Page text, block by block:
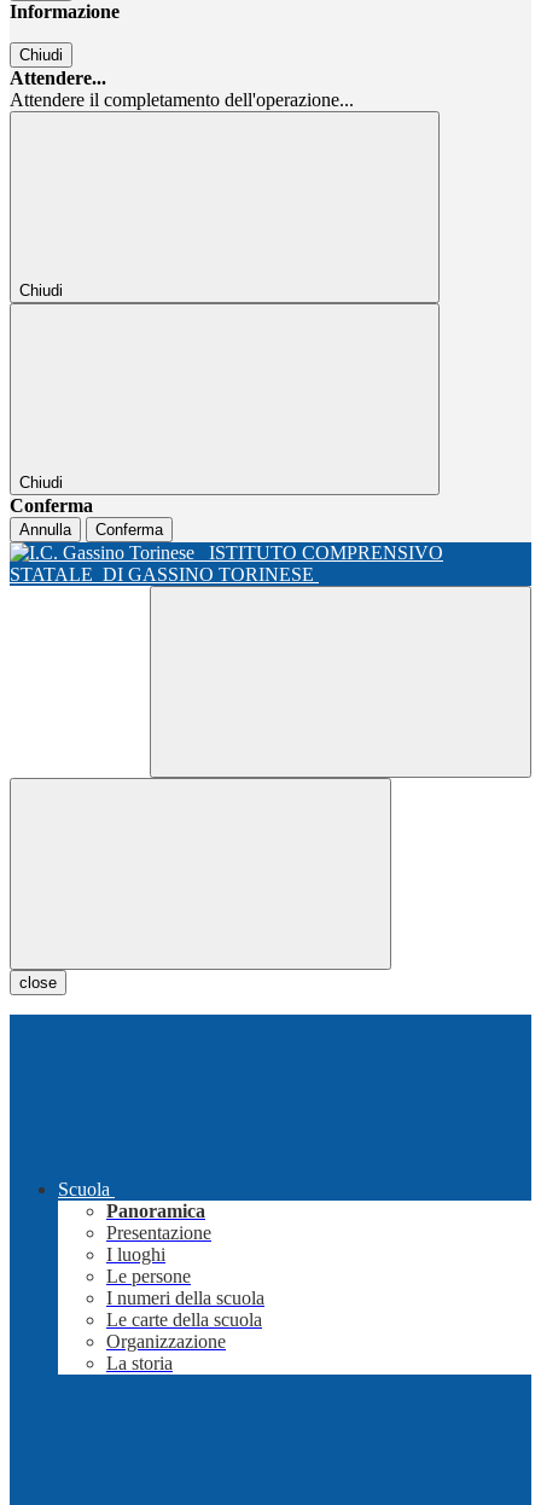
Informazione
Chiudi
Attendere...
Attendere il completamento dell'operazione...
Chiudi
Chiudi
Conferma
Annulla Conferma
ISTITUTO COMPRENSIVO
STATALE DI GASSINO TORINESE
close
Scuola
Panoramica
Presentazione
I luoghi
Le persone
I numeri della scuola
Le carte della scuola
Organizzazione
La storia